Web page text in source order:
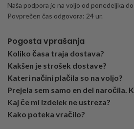
Naša podpora je na voljo od ponedeljka
Povprečen čas odgovora: 24 ur.
Pogosta vprašanja
Koliko časa traja dostava?
Kakšen je strošek dostave?
Kateri načini plačila so na voljo?
Prejela sem samo en del naročila.
Kaj če mi izdelek ne ustreza?
Kako poteka vračilo?